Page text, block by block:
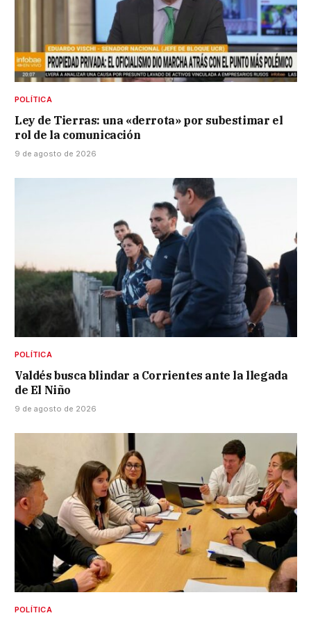
POLÍTICA
Ley de Tierras: una «derrota» por subestimar el
rol de la comunicación
9 de agosto de 2026
POLÍTICA
Valdés busca blindar a Corrientes ante la llegada
de El Niño
9 de agosto de 2026
POLÍTICA